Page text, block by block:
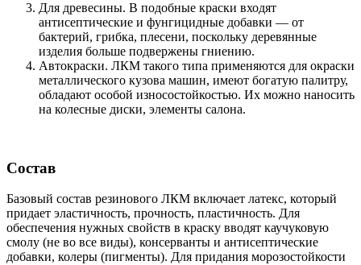
Для древесины. В подобные краски входят
антисептические и фунгицидные добавки — от
бактерий, грибка, плесени, поскольку деревянные
изделия больше подвержены гниению.
Автокраски. ЛКМ такого типа применяются для окраски
металлического кузова машин, имеют богатую палитру,
обладают особой износостойкостью. Их можно наносить
на колесные диски, элементы салона.
Состав
Базовый состав резинового ЛКМ включает латекс, который
придает эластичность, прочность, пластичность. Для
обеспечения нужных свойств в краску вводят каучуковую
смолу (не во все виды), консерванты и антисептические
добавки, колеры (пигменты). Для придания морозостойкости